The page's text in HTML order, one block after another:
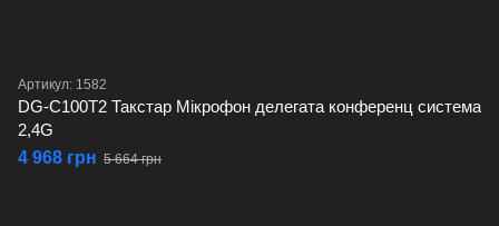
Артикул: 1582
DG-C100T2 Такстар Мікрофон делегата конференц система
2,4G
4 968 грн 5 664 грн